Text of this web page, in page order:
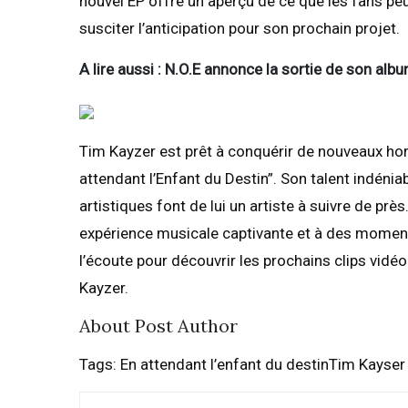
susciter l’anticipation pour son prochain projet.
A lire aussi : N.O.E annonce la sortie de son
Tim Kayzer est prêt à conquérir de nouveaux
attendant l’Enfant du Destin”. Son talent
artistiques font de lui un artiste à suivre de
expérience musicale captivante et à des
l’écoute pour découvrir les prochains clips
Kayzer.
About Post Author
Tags: En attendant l’enfant du destinTim Kayser